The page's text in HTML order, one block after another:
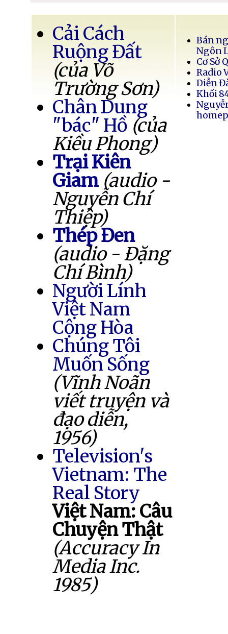
Cải Cách
Ruộng Đất
(của Võ
Trường Sơn)
Chân Dung
"bác" Hồ (của
Kiều Phong)
Trại Kiên
Giam (audio -
Nguyễn Chí
Thiệp)
Thép Đen
(audio - Đặng
Chí Bình)
Người Lính
Việt Nam
Cộng Hòa
Chúng Tôi
Muốn Sống
(Vĩnh Noãn
viết truyện và
đạo diễn,
1956)
Television's
Vietnam: The
Real Story
Việt Nam: Câu
Chuyện Thật
(Accuracy In
Media Inc.
1985)
Bán
Ngôn
Cơ Sở
Radio
Diễn
Khối